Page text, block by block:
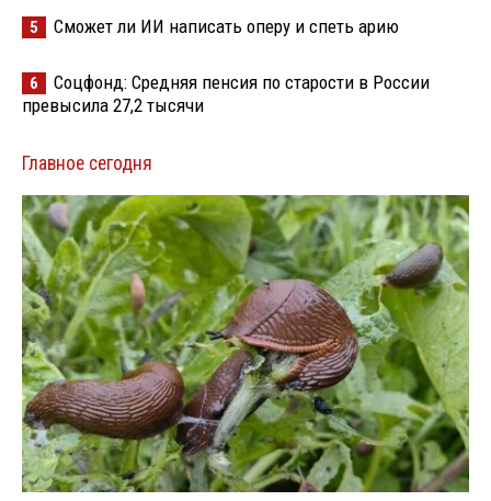
5 Сможет ли ИИ написать оперу и спеть арию
6
Соцфонд: Средняя пенсия по старости в России
превысила 27,2 тысячи
Главное сегодня